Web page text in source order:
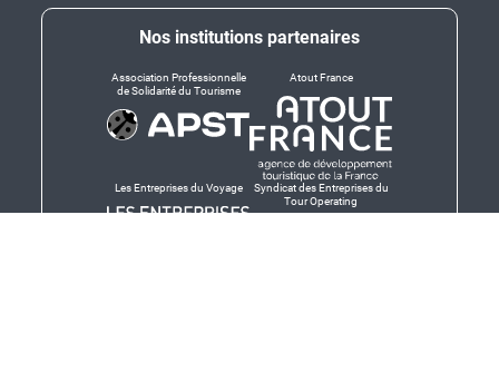
Nos institutions partenaires
Association Professionnelle
de Solidarité du Tourisme
Atout France
Les Entreprises du Voyage
Syndicat des Entreprises du
Tour Operating